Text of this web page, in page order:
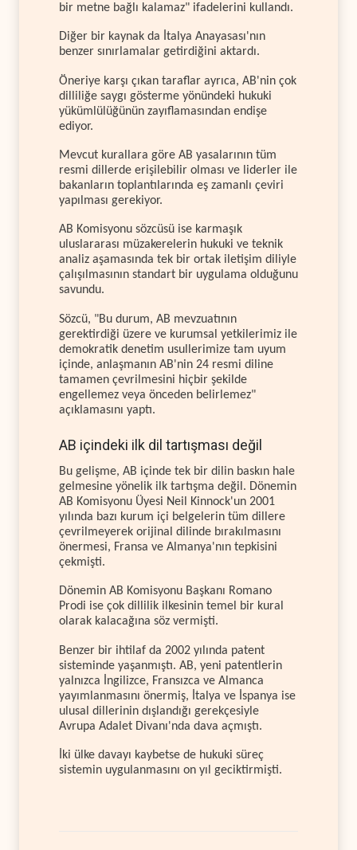
bir metne bağlı kalamaz" ifadelerini kullandı.
Diğer bir kaynak da İtalya Anayasası'nın
benzer sınırlamalar getirdiğini aktardı.
Öneriye karşı çıkan taraflar ayrıca, AB'nin çok
dilliliğe saygı gösterme yönündeki hukuki
yükümlülüğünün zayıflamasından endişe
ediyor.
Mevcut kurallara göre AB yasalarının tüm
resmi dillerde erişilebilir olması ve liderler ile
bakanların toplantılarında eş zamanlı çeviri
yapılması gerekiyor.
AB Komisyonu sözcüsü ise karmaşık
uluslararası müzakerelerin hukuki ve teknik
analiz aşamasında tek bir ortak iletişim diliyle
çalışılmasının standart bir uygulama olduğunu
savundu.
Sözcü, "Bu durum, AB mevzuatının
gerektirdiği üzere ve kurumsal yetkilerimiz ile
demokratik denetim usullerimize tam uyum
içinde, anlaşmanın AB'nin 24 resmi diline
tamamen çevrilmesini hiçbir şekilde
engellemez veya önceden belirlemez"
açıklamasını yaptı.
AB içindeki ilk dil tartışması değil
Bu gelişme, AB içinde tek bir dilin baskın hale
gelmesine yönelik ilk tartışma değil. Dönemin
AB Komisyonu Üyesi Neil Kinnock'un 2001
yılında bazı kurum içi belgelerin tüm dillere
çevrilmeyerek orijinal dilinde bırakılmasını
önermesi, Fransa ve Almanya'nın tepkisini
çekmişti.
Dönemin AB Komisyonu Başkanı Romano
Prodi ise çok dillilik ilkesinin temel bir kural
olarak kalacağına söz vermişti.
Benzer bir ihtilaf da 2002 yılında patent
sisteminde yaşanmıştı. AB, yeni patentlerin
yalnızca İngilizce, Fransızca ve Almanca
yayımlanmasını önermiş, İtalya ve İspanya ise
ulusal dillerinin dışlandığı gerekçesiyle
Avrupa Adalet Divanı'nda dava açmıştı.
İki ülke davayı kaybetse de hukuki süreç
sistemin uygulanmasını on yıl geciktirmişti.